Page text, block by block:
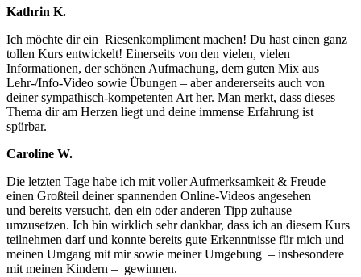
Kathrin K.
Ich möchte dir ein Riesenkompliment machen! Du hast einen ganz
tollen Kurs entwickelt! Einerseits von den vielen, vielen
Informationen, der schönen Aufmachung, dem guten Mix aus
Lehr-/Info-Video sowie Übungen – aber andererseits auch von
deiner sympathisch-kompetenten Art her. Man merkt, dass dieses
Thema dir am Herzen liegt und deine immense Erfahrung ist
spürbar.
Caroline W.
Die letzten Tage habe ich mit voller Aufmerksamkeit & Freude
einen Großteil deiner spannenden Online-Videos angesehen
und bereits versucht, den ein oder anderen Tipp zuhause
umzusetzen. Ich bin wirklich sehr dankbar, dass ich an diesem Kurs
teilnehmen darf und konnte bereits gute Erkenntnisse für mich und
meinen Umgang mit mir sowie meiner Umgebung – insbesondere
mit meinen Kindern – gewinnen.